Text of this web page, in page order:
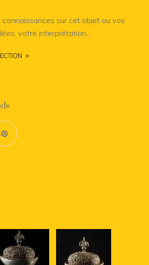
sur cet objet ou vos
votre interprétation...
+